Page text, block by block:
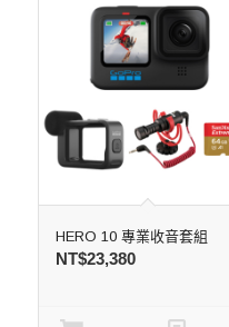
HERO 10 專業收音套組
NT$23,380